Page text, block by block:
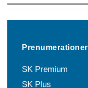
Prenumerationer
SK Premium
SK Plus